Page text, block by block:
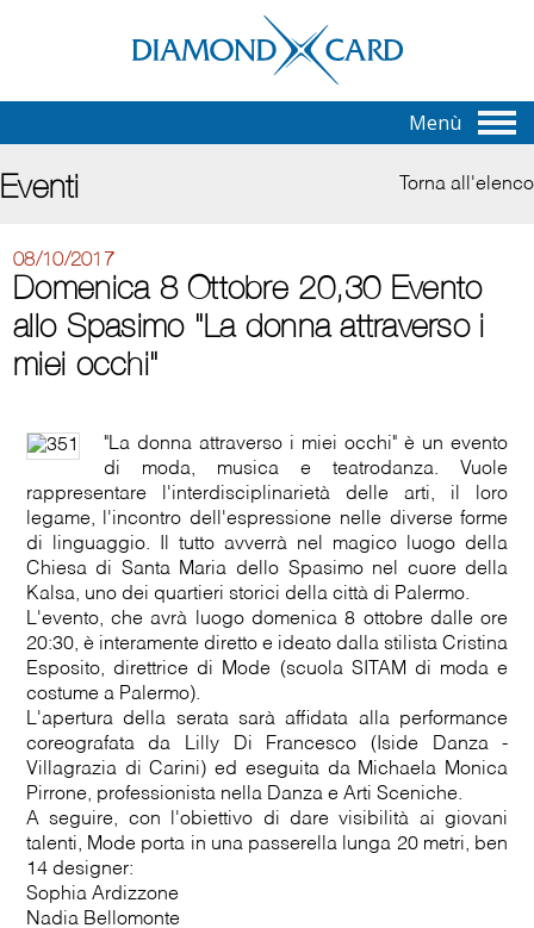
Menù
Eventi Torna all'elenco
08/10/2017
Domenica 8 Ottobre 20,30 Evento
allo Spasimo "La donna attraverso i
miei occhi"
"La donna attraverso i miei occhi" è un evento
di moda, musica e teatrodanza. Vuole
rappresentare l'interdisciplinarietà delle arti, il loro
legame, l'incontro dell'espressione nelle diverse forme
di linguaggio. Il tutto avverrà nel magico luogo della
Chiesa di Santa Maria dello Spasimo nel cuore della
Kalsa, uno dei quartieri storici della città di Palermo.
L'evento, che avrà luogo domenica 8 ottobre dalle ore
20:30, è interamente diretto e ideato dalla stilista Cristina
Esposito, direttrice di Mode (scuola SITAM di moda e
costume a Palermo).
L'apertura della serata sarà affidata alla performance
coreografata da Lilly Di Francesco (Iside Danza -
Villagrazia di Carini) ed eseguita da Michaela Monica
Pirrone, professionista nella Danza e Arti Sceniche.
A seguire, con l'obiettivo di dare visibilità ai giovani
talenti, Mode porta in una passerella lunga 20 metri, ben
14 designer:
Sophia Ardizzone
Nadia Bellomonte